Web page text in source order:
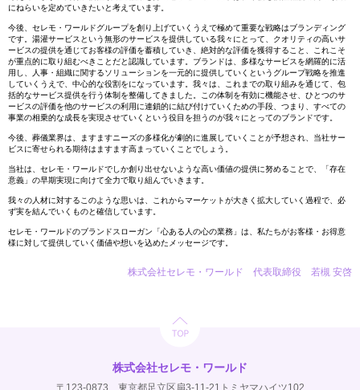
にねらいを定めていきたいと考えています。
今後、セレモ・ワールドグループを創り上げていくうえで極めて重要な戦略はブランディング
です。湯灌サービスという無形のサービスを提供している我々にとって、クオリティの高いサ
ービスの提供を通じてお客様の評価を蓄積していき、絶対的な評価を獲得すること、これこそ
が重点的に取り組むべきことだと認識しています。ブランドは、多様なサービスを網羅的に活
用し、人事・組織に関するソリューションを一元的に提供していくというグループ戦略を推進
していくうえで、中心的な役割をになっています。我々は、これまでの取り組みを通じて、包
括的なサービス提供を行う体制を整備してきました。この体制を有効に機能させ、ひとつのサ
ービスの評価を他のサービスの利用に連鎖的に結び付けていくための手段、つまり、すべての
事業の相乗的な成長を実現させていくという役目を担うのが我々にとってのブランドです。
今後、葬儀業界は、ますますニーズの多様化が劇的に進展していくことが予想され、当社サー
ビスに寄せられる期待はますます高まっていくことでしょう。
当社は、セレモ・ワールドでしか創り出せないような高い価値の提供に努めることで、「存在
意義」の早期実現に向けて全力で取り組んでいきます。
我々の人材に対するこのような思いは、これからマーケットが大きく拡大していく過程で、必
ず実を結んでいくものと確信しています。
セレモ・ワールドのブランドスローガン「心ある人の心の業務」は、私たちがお客様・お得意
様に対して提供していく価値や想いを込めたメッセージです。
株式会社セレモ・ワールド 代表取締役 若槻 安啓
株式会社セレモ・ワールド
〒123-0873 東京都足立区扇3-11-21トミヤマハイツ102